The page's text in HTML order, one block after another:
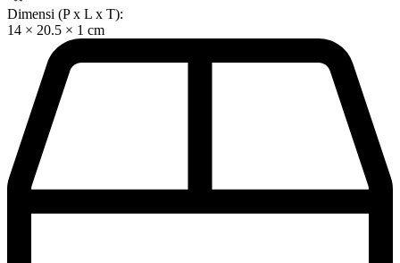
Dimensi (P x L x T):
14 × 20.5 × 1 cm